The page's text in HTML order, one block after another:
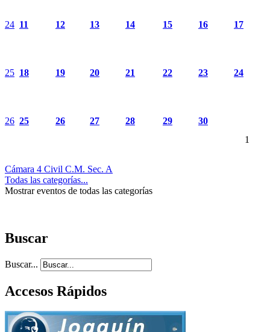
24 11 12 13 14 15 16 17
25 18 19 20 21 22 23 24
26 25 26 27 28 29
30
1
Cámara 4 Civil C.M. Sec. A
Todas las categorías...
Mostrar eventos de todas las categorías
Buscar
Buscar...
Accesos Rápidos